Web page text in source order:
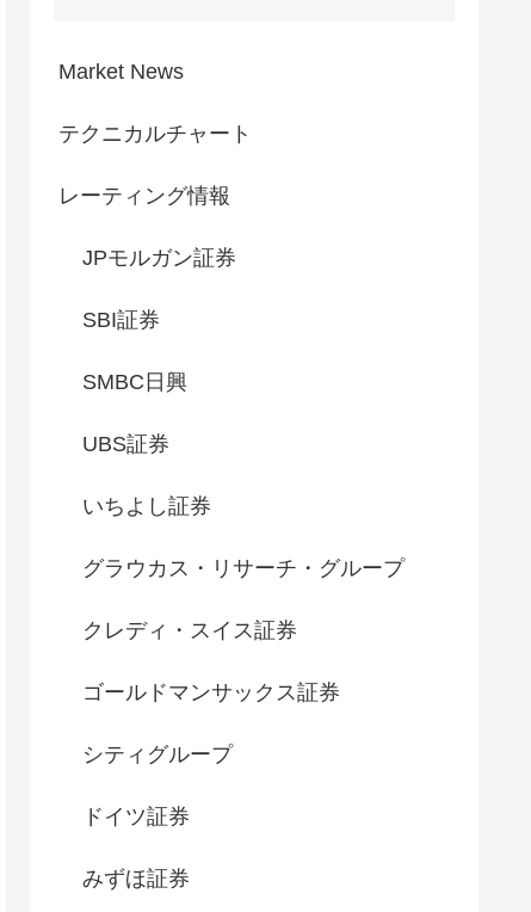
Market News
テクニカルチャート
レーティング情報
JPモルガン証券
SBI証券
SMBC日興
UBS証券
いちよし証券
グラウカス・リサーチ・グループ
クレディ・スイス証券
ゴールドマンサックス証券
シティグループ
ドイツ証券
みずほ証券